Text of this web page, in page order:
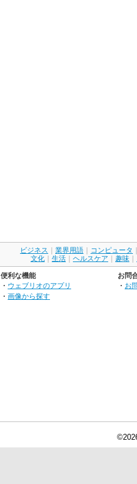
ビジネス 業界用語 コンピュータ
文化
生活 ヘルスケア 趣味
便利な機能
・ ウェブリオのアプリ
・ 画像から探す
お問
・ お